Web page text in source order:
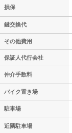
損保
鍵交換代
その他費用
保証人代行会社
仲介手数料
バイク置き場
駐車場
近隣駐車場